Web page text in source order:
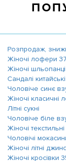
Розпродаж,
Жіночі лофери
Жіночі шльопанці
Сандалі
Чоловіче синє
Жіночі класичні
Літні сукні
Чоловіче біле
Жіночі
Чоловічі
Жіночі літні
Жіночі кросівки